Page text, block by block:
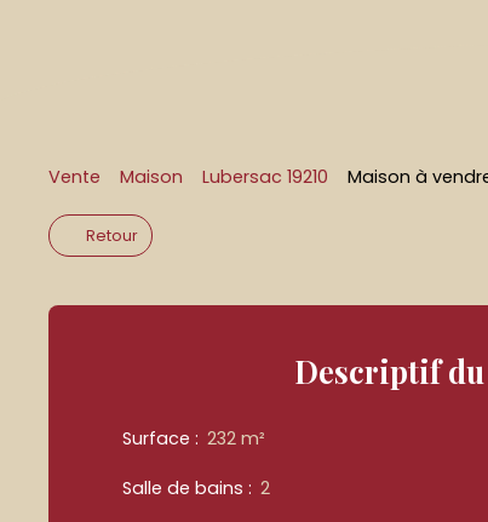
Vente Maison Lubersac 19210 Maison à
Retour
Descriptifdu
Surface : 232 m²
Salle de bains : 2